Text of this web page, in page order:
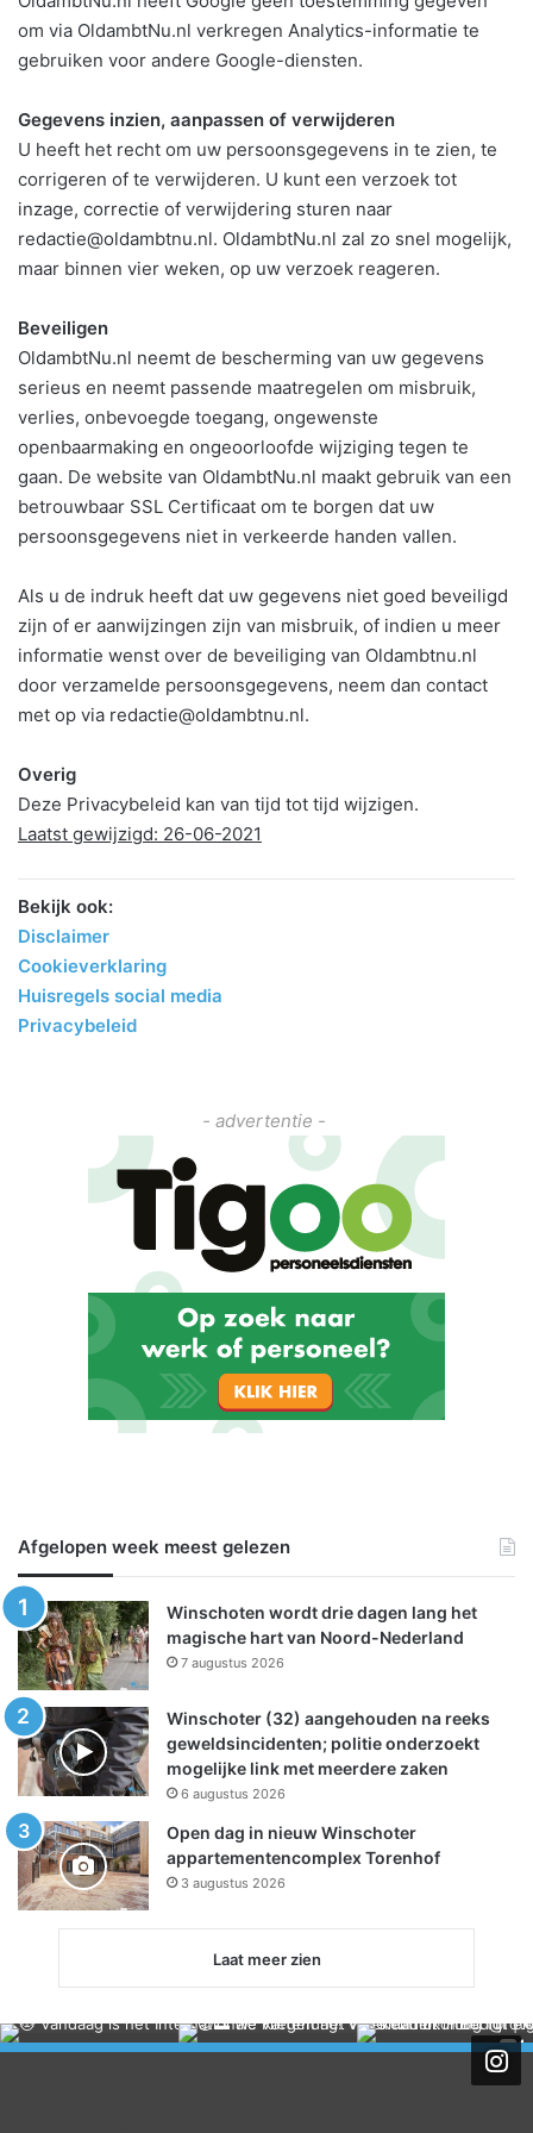
om via OldambtNu.nl verkregen Analytics-informatie te
gebruiken voor andere Google-diensten.
Gegevens inzien, aanpassen of verwijderen
U heeft het recht om uw persoonsgegevens in te zien, te
corrigeren of te verwijderen. U kunt een verzoek tot
inzage, correctie of verwijdering sturen naar
redactie@oldambtnu.nl. OldambtNu.nl zal zo snel mogelijk,
maar binnen vier weken, op uw verzoek reageren.
Beveiligen
OldambtNu.nl neemt de bescherming van uw gegevens
serieus en neemt passende maatregelen om misbruik,
verlies, onbevoegde toegang, ongewenste
openbaarmaking en ongeoorloofde wijziging tegen te
gaan. De website van OldambtNu.nl maakt gebruik van een
betrouwbaar SSL Certificaat om te borgen dat uw
persoonsgegevens niet in verkeerde handen vallen.
Als u de indruk heeft dat uw gegevens niet goed beveiligd
zijn of er aanwijzingen zijn van misbruik, of indien u meer
informatie wenst over de beveiliging van Oldambtnu.nl
door verzamelde persoonsgegevens, neem dan contact
met op via redactie@oldambtnu.nl.
Overig
Deze Privacybeleid kan van tijd tot tijd wijzigen.
Laatst gewijzigd: 26-06-2021
Bekijk ook:
Disclaimer
Cookieverklaring
Huisregels social media
Privacybeleid
- advertentie -
Afgelopen week meest gelezen
Winschoten wordt drie dagen lang het
magische hart van Noord-Nederland
7 augustus 2026
Winschoter (32) aangehouden na reeks
geweldsincidenten; politie onderzoekt
mogelijke link met meerdere zaken
6 augustus 2026
Open dag in nieuw Winschoter
appartementencomplex Torenhof
3 augustus 2026
Laat meer zien